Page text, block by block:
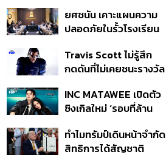
ก่อเหตุ เจ้าของร่วมรับผิด
ยศชนัน เคาะแผนความ
ปลอดภัยในรั้วโรงเรียน
ดูแล-คุมเข้มคัดกรองสิ่ง
ผิดกฎหมาย
Travis Scott ไม่รู้สึก
กดดันที่ไม่เคยชนะรางวัล
แล้ว 10 ครั้ง
INC MATAWEE เปิดตัว
ซิงเกิลใหม่ ‘รอบที่ล้าน
มาแสดงในมิวสิกวิดีโอ
ทำไมทรัมป์เดินหน้าจำกัด
สิทธิการได้สัญชาติ